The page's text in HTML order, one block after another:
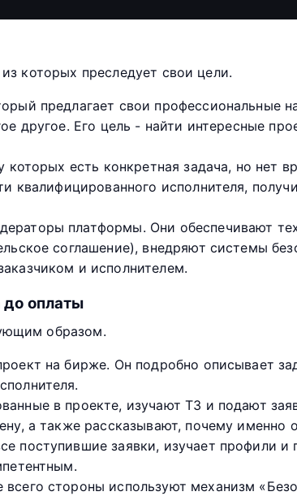
которых преследует свои цели.
предлагает свои профессиональные
другое. Его цель - найти интересные
которых есть конкретная задача, но нет
исполнителя,
платформы. Они обеспечивают
соглашение), внедряют системы
и исполнителем.
до оплаты
образом.
на бирже. Он подробно описывает
в проекте, изучают ТЗ и подают
а также рассказывают, почему именно
поступившие заявки, изучает профили
всего стороны используют механизм